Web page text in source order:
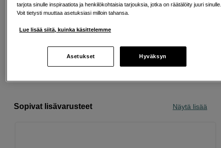
Henkilökohtaista palvelua
Sopivat lisävarusteet Näytä lisää
tarjota sinulle inspiraatiota ja henkilökohtaisia tarjouksia, jotka on räätälöity juuri
Voit tietysti muuttaa asetuksiasi milloin tahansa.
Lue lisää siitä, kuinka käsittelemme
Asetukset Hyväksyn